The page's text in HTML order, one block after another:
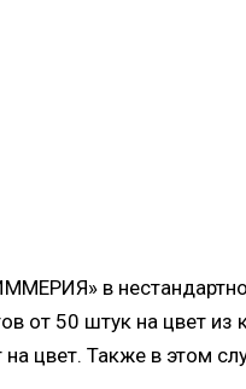
в
от 50 штук на цвет из
цвет. Также в этом